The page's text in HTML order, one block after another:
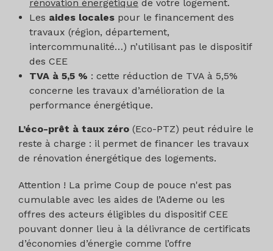
Caractéristiques des autres systèmes de
chauffage éventuels de la nouvelle
chaufferie pour répondre aux besoins de
chauffage / chauffage + ECS ;
Caractérisation des ressources
géothermiques : contexte réglementaire
liées au cadre dela géothermie de minime
importance, etc.), analyse du contexte
géologique en tenant compte des forages
à proximité et en utilisant la base de
données des forages existants (banque
BSS, etc.), coupe géologique prévisionnelle
(profondeurs, épaisseurs, stratigraphie,
etc.) ;
rénovation énergétique de votre logement.
Les aides locales pour le financement des
travaux (région, département,
intercommunalité…) n’utilisant pas le dispositif
des CEE
TVA à 5,5 % : cette réduction de TVA à 5,5%
concerne les travaux d’amélioration de la
performance énergétique.
L’éco-prêt à taux zéro (Eco-PTZ) peut réduire le
reste à charge : il permet de financer les travaux
de rénovation énergétique des logements.
Attention ! La prime Coup de pouce n'est pas
cumulable avec les aides de l’Ademe ou les
offres des acteurs éligibles du dispositif CEE
pouvant donner lieu à la délivrance de certificats
d’économies d’énergie comme l’offre